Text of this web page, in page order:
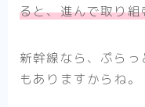
ると、進んで取り
新幹線なら、ぷら
もありますからね。